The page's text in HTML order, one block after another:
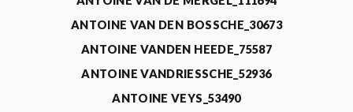
ANTOINE VAN DEN BOSSCHE_30673
ANTOINE VANDEN HEEDE_75587
ANTOINE VANDRIESSCHE_52936
ANTOINE VEYS_53490